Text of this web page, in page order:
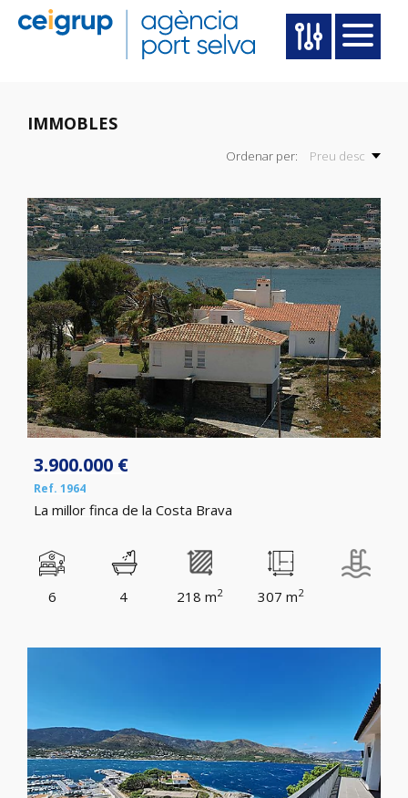
IMMOBLES
Ordenar per: Preu desc
3.900.000 €
Ref. 1964
La millor finca de la Costa Brava
6 4 218 m2 307 m2